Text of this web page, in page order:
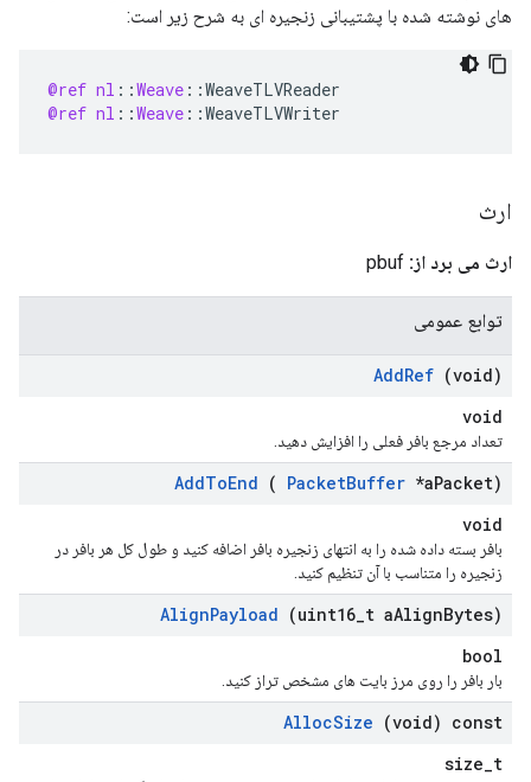
های نوشته شده با پشتیبانی زنجیره ای به شرح زیر است:
@ref nl : :Weave : :WeaveTLVReader
@ref nl : :Weave : :WeaveTLVWriter
ارث
ارث می برد از:
توابع عمومی
AddRef (void)
void
تعداد مرجع بافر فعلی را افزایش دهید.
AddToEnd ( PacketBuffer *aPacket)
void
بافر بسته داده شده را به انتهای زنجیره بافر اضافه کنید و طول کل هر بافر در
زنجیره را متناسب با آن تنظیم کنید.
AlignPayload (uint16 t aAlignBytes)
bool
بار بافر را روی مرز بایت های مشخص تراز کنید.
AllocSize (void) const
size_t